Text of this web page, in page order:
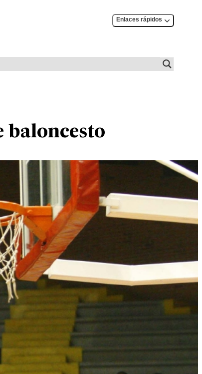
Enlaces rápidos
baloncesto